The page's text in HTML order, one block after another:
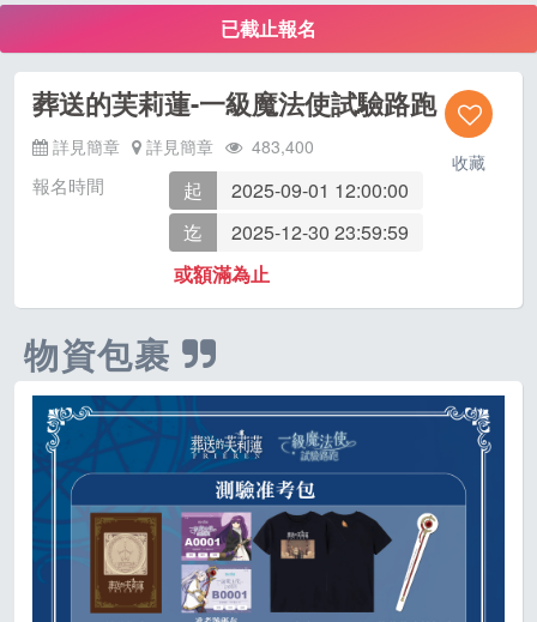
已截止報名
收藏
葬送的芙莉蓮-一級魔法使試驗路跑
詳見簡章 詳見簡章 483,400
報名時間 起
2025-09-01 12:00:00
迄
2025-12-30 23:59:59
或額滿為止
物資包裹